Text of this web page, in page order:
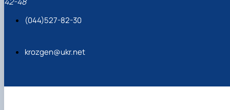
(044)527-82-30
krozgen@ukr.net